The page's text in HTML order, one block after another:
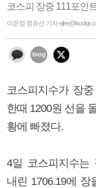
코스피 장중 111포인
이은정 정유선 기자
코스피지수가 장
한때 1200원 선을
황에 빠졌다.
4일 코스피지수는
내린 1706.19에 장